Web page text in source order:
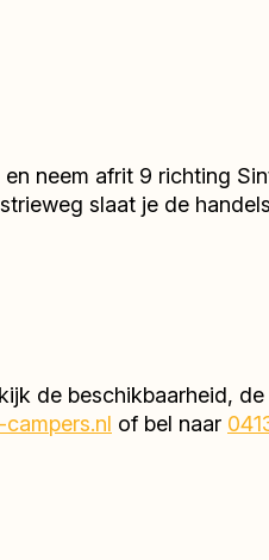
neem afrit 9 richting
slaat je de
de beschikbaarheid,
of bel naar